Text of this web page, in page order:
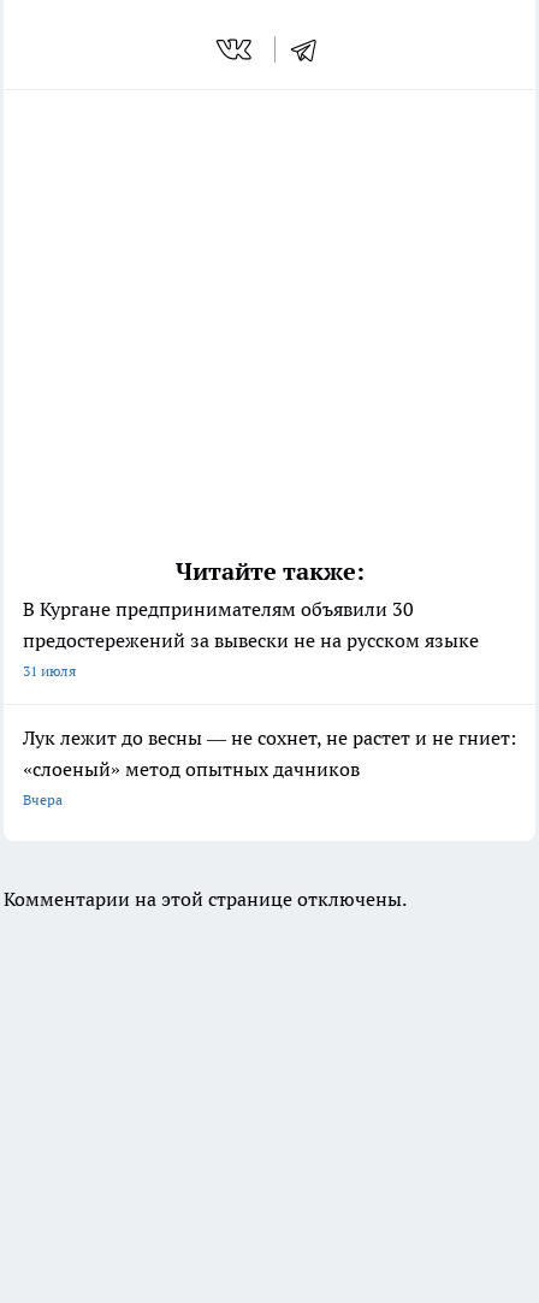
Читайте также:
В Кургане предпринимателям объявили 30
предостережений за вывески не на русском языке
31 июля
Лук лежит до весны — не сохнет, не растет и не гниет:
«слоеный» метод опытных дачников
Вчера
Комментарии на этой странице отключены.